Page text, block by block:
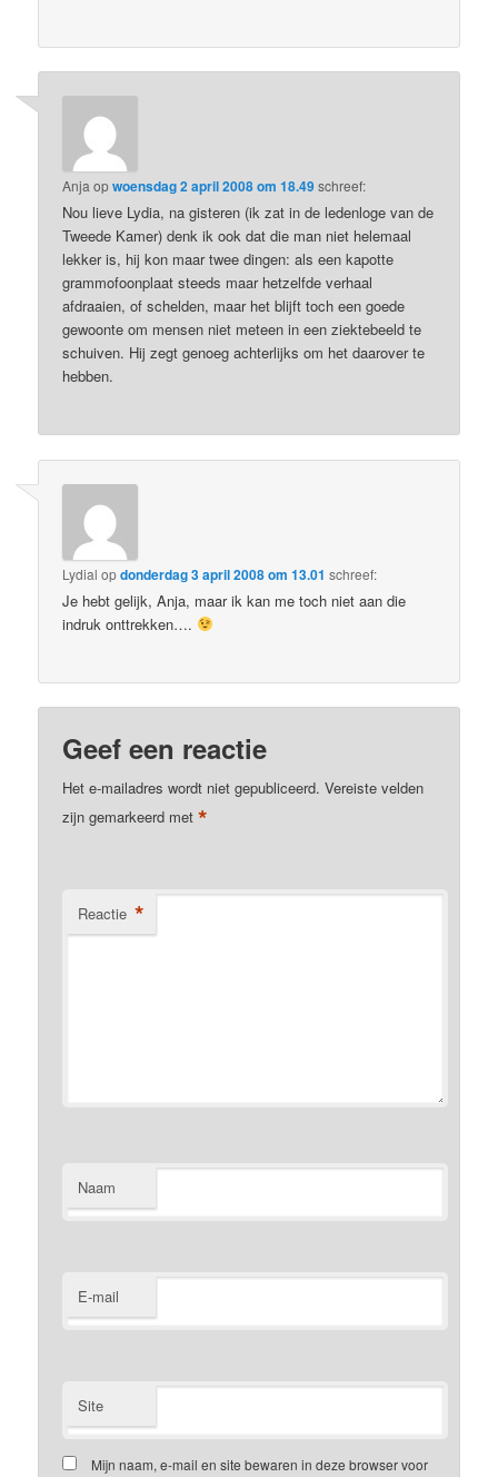
Anja opwoensdag 2 april 2008 om 18.49schreef:
Nou lieve Lydia, na gisteren (ik zat in de ledenloge van de
Tweede Kamer) denk ik ook dat die man niet helemaal
lekker is, hij kon maar twee dingen: als een kapotte
grammofoonplaat steeds maar hetzelfde verhaal
afdraaien, of schelden, maar het blijft toch een goede
gewoonte om mensen niet meteen in een ziektebeeld te
schuiven. Hij zegt genoeg achterlijks om het daarover te
hebben.
Lydial opdonderdag 3 april 2008 om 13.01 schreef:
Je hebt gelijk, Anja, maar ik kan me toch niet aan die
indruk onttrekken….
Geef een reactie
Het e-mailadres wordt niet gepubliceerd. Vereiste velden
zijn gemarkeerd met*
Reactie *
Naam
E-mail
Site
Mijn naam, e-mail en site bewaren in deze browser voor